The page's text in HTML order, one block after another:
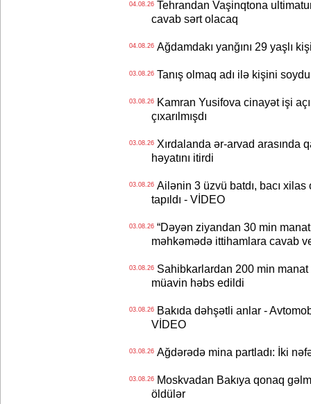
04.08.26Tehrandan Vaşinqtona
cavab sərt olacaq
04.08.26Ağdamdakı yanğını 29 yaşlı
03.08.26Tanış olmaq adı ilə kişini
03.08.26Kamran Yusifova cinayət işi
çıxarılmışdı
03.08.26Xırdalanda ər-arvad arasında
həyatını itirdi
03.08.26Ailənin 3 üzvü batdı, bacı xilas
tapıldı - VİDEO
03.08.26“Dəyən ziyandan 30 min
məhkəmədə ittihamlara cavab
03.08.26Sahibkarlardan 200 min manat
müavin həbs edildi
03.08.26Bakıda dəhşətli anlar -
VİDEO
03.08.26Ağdərədə mina partladı: İki
03.08.26Moskvadan Bakıya qonaq
öldülər